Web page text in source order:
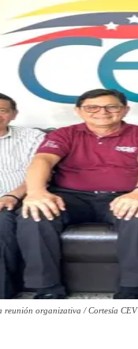
reunión organizativa / Cortesía CEV